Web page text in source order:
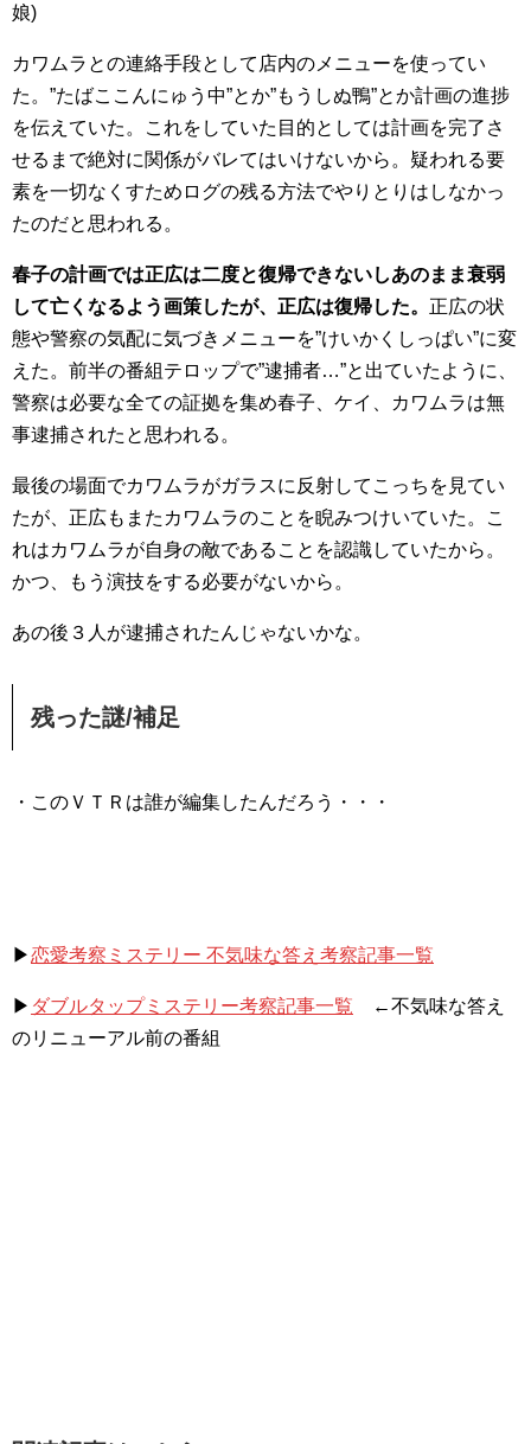
娘)
カワムラとの連絡手段として店内のメニューを使ってい
た。”たばここんにゅう中”とか”もうしぬ鴨”とか計画の進捗
を伝えていた。これをしていた目的としては計画を完了さ
せるまで絶対に関係がバレてはいけないから。疑われる要
素を一切なくすためログの残る方法でやりとりはしなかっ
たのだと思われる。
春子の計画では正広は二度と復帰できないしあのまま衰弱
して亡くなるよう画策したが、正広は復帰した。 正広の状
態や警察の気配に気づきメニューを”けいかくしっぱい”に変
えた。前半の番組テロップで”逮捕者…”と出ていたように、
警察は必要な全ての証拠を集め春子、ケイ、カワムラは無
事逮捕されたと思われる。
最後の場面でカワムラがガラスに反射してこっちを見てい
たが、正広もまたカワムラのことを睨みつけいていた。こ
れはカワムラが自身の敵であることを認識していたから。
かつ、もう演技をする必要がないから。
あの後３人が逮捕されたんじゃないかな。
残った謎/補足
・このＶＴＲは誰が編集したんだろう・・・
▶恋愛考察ミステリー 不気味な答え考察記事一覧
▶ ダブルタップミステリー考察記事一覧 ←不気味な答え
のリニューアル前の番組